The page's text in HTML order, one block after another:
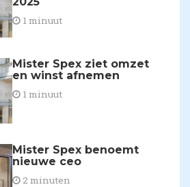
1 minuut
Mister Spex ziet omzet
en winst afnemen
1 minuut
Mister Spex benoemt
nieuwe ceo
2 minuten